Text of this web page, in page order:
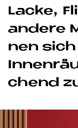
Lacke,
an­de­re
nen
chend